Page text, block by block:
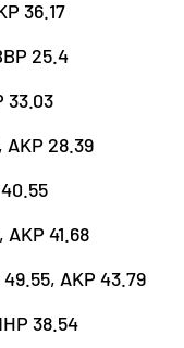
36.17
25.4
33.03
AKP 28.39
41.68
AKP 43.79
38.54